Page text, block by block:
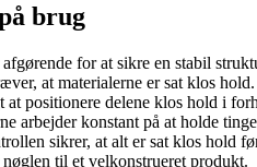
brug
for at sikre en stabil
at materialerne er sat klos hold.
at positionere delene klos hold i
arbejder konstant på at holde
sikrer, at alt er sat klos hold
til et velkonstrueret produkt.